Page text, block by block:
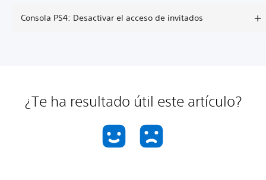
Consola PS4: Desactivar el acceso de invitados
¿Te ha resultado útil este artículo?